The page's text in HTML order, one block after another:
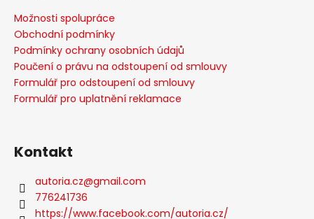
Možnosti spolupráce
Obchodní podmínky
Podmínky ochrany osobních údajů
Poučení o právu na odstoupení od smlouvy
Formulář pro odstoupení od smlouvy
Formulář pro uplatnění reklamace
Kontakt
autoria.cz@gmail.com
776241736
https://www.facebook.com/autoria.cz/